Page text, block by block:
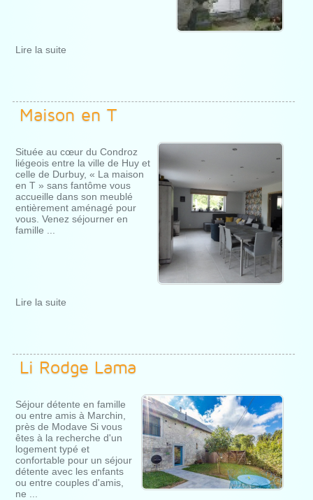
Lire la suite
Maison en T
Située au cœur du Condroz
liégeois entre la ville de Huy et
celle de Durbuy, « La maison
en T » sans fantôme vous
accueille dans son meublé
entièrement aménagé pour
vous. Venez séjourner en
famille ...
Lire la suite
Li Rodge Lama
Séjour détente en famille
ou entre amis à Marchin,
près de Modave Si vous
êtes à la recherche d'un
logement typé et
confortable pour un séjour
détente avec les enfants
ou entre couples d'amis,
ne ...